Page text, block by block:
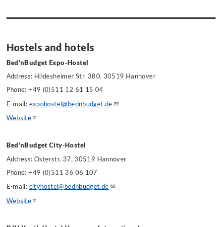
Hostels and hotels
Bed'nBudget Expo-Hostel
Address: Hildesheimer Str. 380, 30519 Hannover
Phone: +49 (0)511 12 61 15 04
E-mail: expohostel@bednbudget.de
Website
Bed'nBudget City-Hostel
Address: Osterstr. 37, 30519 Hannover
Phone: +49 (0)511 36 06 107
E-mail: cityhostel@bednbudget.de
Website